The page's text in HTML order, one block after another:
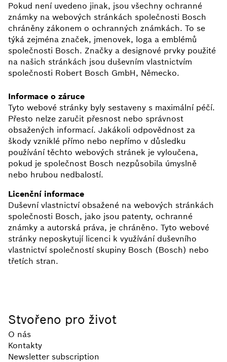
Pokud není uvedeno jinak, jsou všechny ochranné
známky na webových stránkách společnosti Bosch
chráněny zákonem o ochranných známkách. To se
týká zejména značek, jmenovek, loga a emblémů
společnosti Bosch. Značky a designové prvky použité
na našich stránkách jsou duševním vlastnictvím
společnosti Robert Bosch GmbH, Německo.
Informace o záruce
Tyto webové stránky byly sestaveny s maximální péčí.
Přesto nelze zaručit přesnost nebo správnost
obsažených informací. Jakákoli odpovědnost za
škody vzniklé přímo nebo nepřímo v důsledku
používání těchto webových stránek je vyloučena,
pokud je společnost Bosch nezpůsobila úmyslně
nebo hrubou nedbalostí.
Licenční informace
Duševní vlastnictví obsažené na webových stránkách
společnosti Bosch, jako jsou patenty, ochranné
známky a autorská práva, je chráněno. Tyto webové
stránky neposkytují licenci k využívání duševního
vlastnictví společností skupiny Bosch (Bosch) nebo
třetích stran.
Stvořeno pro život
O nás
Kontakty
Newsletter subscription